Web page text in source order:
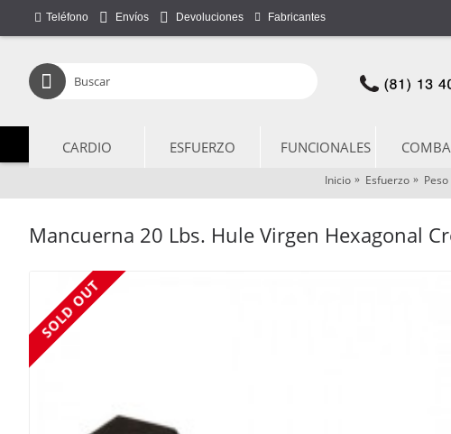
Teléfono Envíos Devoluciones Fabricantes
CARDIO ESFUERZO FUNCIONALES
Inicio Esfuerzo
Mancuerna 20 Lbs. Hule Virgen Hexagonal
SOLD OUT